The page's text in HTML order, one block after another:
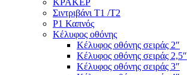
ΚΡΑΚΕΡ
Σιντριβάνι T1 /T2
P1 Καπνός
Κέλυφος οθόνης
Κέλυφος οθόνης σειράς 2″
Κέλυφος οθόνης σειράς 2,5″
Κέλυφος οθόνης σειράς 3″